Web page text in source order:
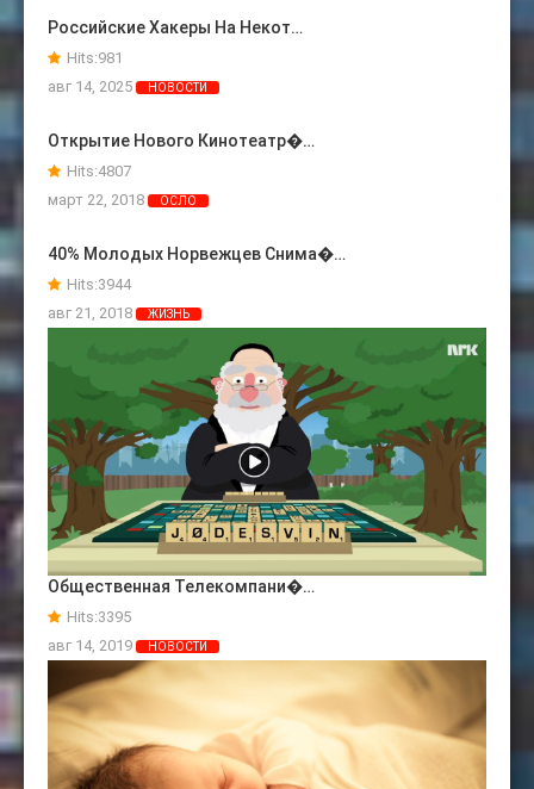
Российские Хакеры На Некот…
Hits:981
авг 14, 2025
НОВОСТИ
Открытие Нового Кинотеатр�…
Hits:4807
март 22, 2018
ОСЛО
40% Молодых Норвежцев Снима�…
Hits:3944
авг 21, 2018
ЖИЗНЬ
Общественная Телекомпани�…
Hits:3395
авг 14, 2019
НОВОСТИ